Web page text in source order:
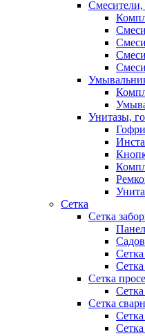
Унитазы,
Сетка
Сетка
Сетка
Сетка